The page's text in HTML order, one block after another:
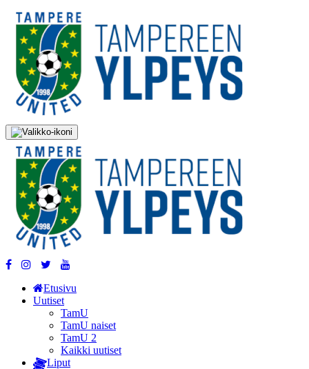
Etusivu
Uutiset
TamU
TamU naiset
TamU 2
Kaikki uutiset
Liput